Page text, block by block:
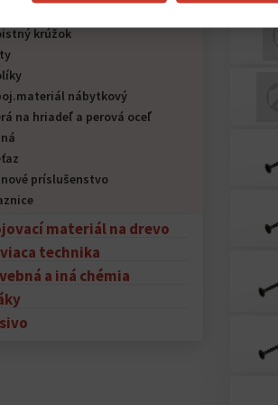
krúžok
nábytkový
na hriadeľ a perová oceľ
príslušenstvo
materiál na drevo
technika
a iná chémia